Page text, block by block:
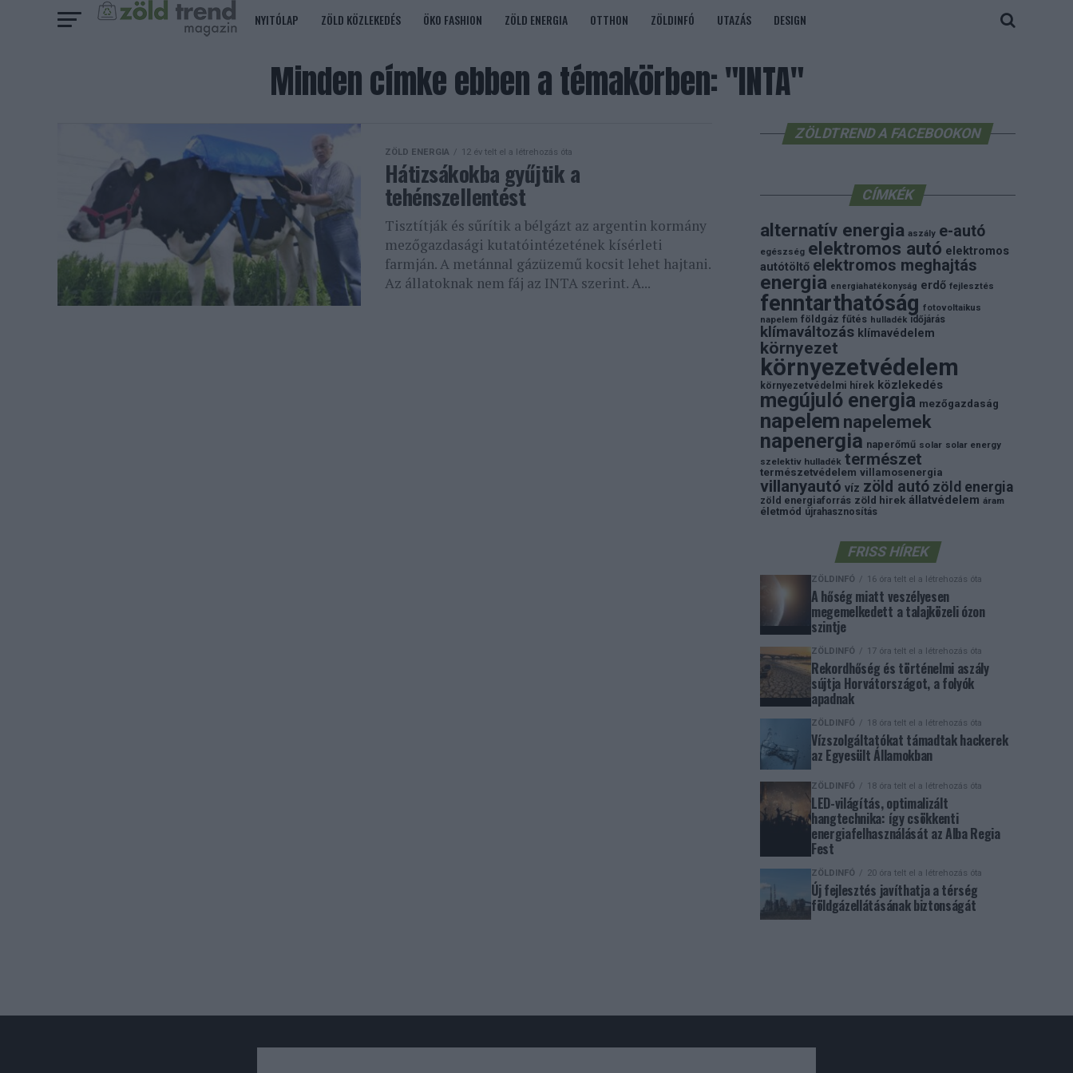
NYITÓLAP ZÖLD KÖZLEKEDÉS ÖKO FASHION ZÖLD ENERGIA OTTHON ZÖLDINFÓ UTAZÁS DESIGN
Minden címke ebben a témakörben: "INTA"
ZÖLD ENERGIA 12 év telt el a létrehozás óta
Hátizsákokba gyűjtik a
tehénszellentést
Tisztítják és sűrítik a bélgázt az argentin kormány
mezőgazdasági kutatóintézetének kísérleti
farmján. A metánnal gázüzemű kocsit lehet hajtani.
Az állatoknak nem fáj az INTA szerint. A...
ZÖLDTREND A FACEBOOKON
CÍMKÉK
alternatív energia aszály e-autó
egészség elektromos autó elektromos
autótöltő elektromos meghajtás
energia energiahatékonyság erdő fejlesztés
fenntarthatóság fotovoltaikus
napelem földgáz fűtés hulladék időjárás
klímaváltozás klímavédelem
környezet
környezetvédelem
környezetvédelmi hírek közlekedés
megújuló energia mezőgazdaság
napelem napelemek
napenergia naperőmű solar solar energy
szelektiv hulladék természet
természetvédelem villamosenergia
villanyautó víz zöld autó zöld energia
zöld energiaforrás zöld hirek állatvédelem áram
életmód újrahasznosítás
FRISS HÍREK
ZÖLDINFÓ 16 óra telt el a létrehozás óta
A hőség miatt veszélyesen
megemelkedett a talajközeli ózon
szintje
ZÖLDINFÓ 17 óra telt el a létrehozás óta
Rekordhőség és történelmi aszály
sújtja Horvátországot, a folyók
apadnak
ZÖLDINFÓ 18 óra telt el a létrehozás óta
Vízszolgáltatókat támadtak hackerek
az Egyesült Államokban
ZÖLDINFÓ 18 óra telt el a létrehozás óta
LED-világítás, optimalizált
hangtechnika: így csökkenti
energiafelhasználását az Alba Regia
Fest
ZÖLDINFÓ 20 óra telt el a létrehozás óta
Új fejlesztés javíthatja a térség
földgázellátásának biztonságát